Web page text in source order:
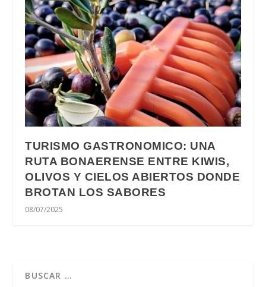
TURISMO GASTRONOMICO: UNA
RUTA BONAERENSE ENTRE KIWIS,
OLIVOS Y CIELOS ABIERTOS DONDE
BROTAN LOS SABORES
08/07/2025